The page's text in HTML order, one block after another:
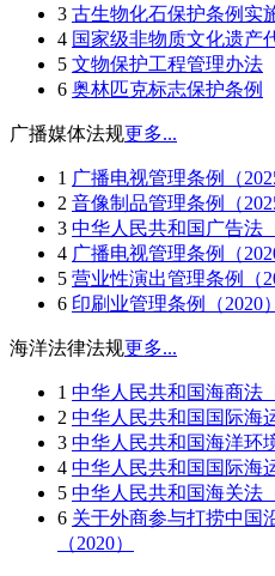
3 古生物化石保护条例实
4 国家级非物质文化遗产
5 文物保护工程管理办法
6 奥林匹克标志保护条例
广播媒体法规更多...
1 广播电视管理条例（
2 音像制品管理条例（
3 中华人民共和国广告法
4 广播电视管理条例（
5 营业性演出管理条例（
6 印刷业管理条例（2020）
海洋法律法规更多...
1 中华人民共和国海商法
2 中华人民共和国国际海
3 中华人民共和国海洋环
4 中华人民共和国国际海
5 中华人民共和国海关法
6 关于外商参与打捞中国
（2020）